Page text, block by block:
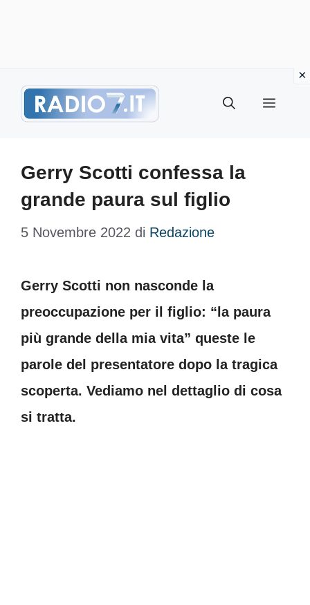
Menu
Gerry Scotti confessa la
grande paura sul figlio
5 Novembre 2022 di Redazione
Gerry Scotti non nasconde la
preoccupazione per il figlio: “la paura
più grande della mia vita” queste le
parole del presentatore dopo la tragica
scoperta. Vediamo nel dettaglio di cosa
si tratta.